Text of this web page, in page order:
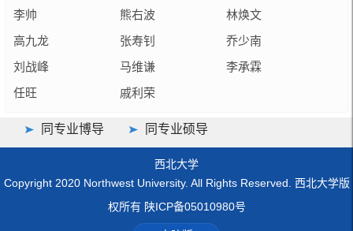
李帅
熊右波
林焕文
高九龙
张寿钊
乔少南
刘战峰
马维谦
李承霖
任旺
戚利荣
同专业博导 同专业硕导
西北大学
Copyright 2020 Northwest University. All Rights Reserved. 西北大学版
权所有 陕ICP备05010980号